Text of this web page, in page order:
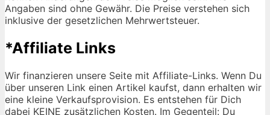
Angaben sind ohne Gewähr. Die Preise verstehen sich
inklusive der gesetzlichen Mehrwertsteuer.
*Affiliate Links
Wir finanzieren unsere Seite mit Affiliate-Links. Wenn Du
über unseren Link einen Artikel kaufst, dann erhalten wir
eine kleine Verkaufsprovision. Es entstehen für Dich
dabei KEINE zusätzlichen Kosten. Im Gegenteil: Du